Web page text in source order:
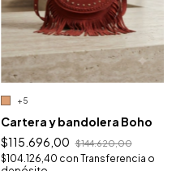
+5
Cartera y bandolera Boho
$115.696,00 $144.620,00
$104.126,40 con Transferencia o